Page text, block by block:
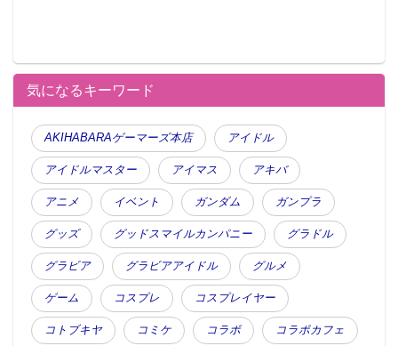
気になるキーワード
AKIHABARAゲーマーズ本店 アイドル
アイドルマスター アイマス アキバ
アニメ イベント ガンダム ガンプラ
グッズ グッドスマイルカンパニー グラドル
グラビア グラビアアイドル グルメ
ゲーム コスプレ コスプレイヤー
コトブキヤ コミケ コラボ コラボカフェ